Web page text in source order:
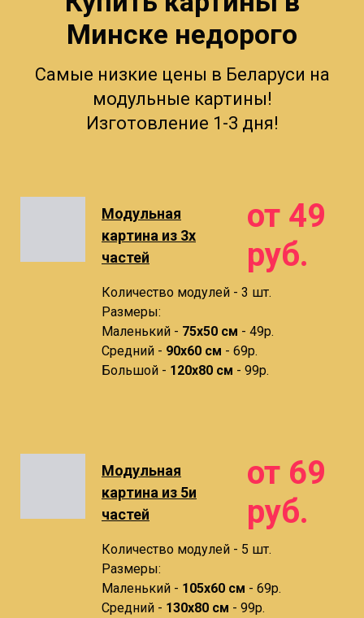
Минске недорого
Самые низкие цены в Беларуси на
модульные картины!
Изготовление 1-3 дня!
Модульная
картина из 3х
частей
от 49
руб.
Количество модулей - 3 шт.
Размеры:
Маленький - 75х50 см - 49р.
Средний - 90x60 см - 69р.
Большой - 120х80 см - 99р.
Модульная
картина из 5и
частей
от 69
руб.
Количество модулей - 5 шт.
Размеры:
Маленький - 105х60 см - 69р.
Средний - 130х80 см - 99р.